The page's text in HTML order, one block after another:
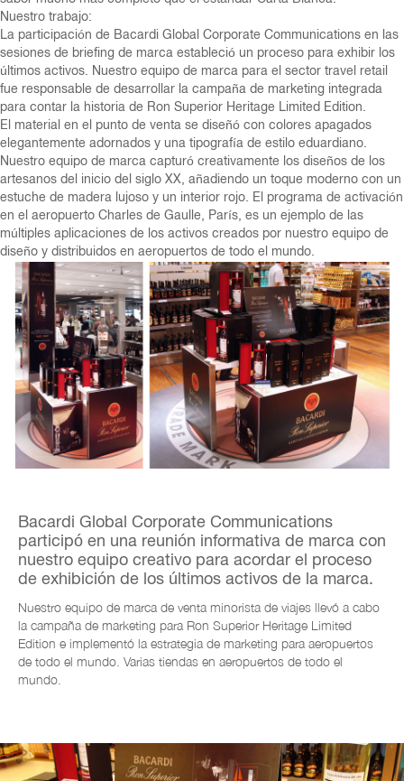
Nuestro trabajo:
La participación de Bacardi Global Corporate Communications en las
sesiones de briefing de marca estableció un proceso para exhibir los
últimos activos. Nuestro equipo de marca para el sector travel retail
fue responsable de desarrollar la campaña de marketing integrada
para contar la historia de Ron Superior Heritage Limited Edition.
El material en el punto de venta se diseñó con colores apagados
elegantemente adornados y una tipografía de estilo eduardiano.
Nuestro equipo de marca capturó creativamente los diseños de los
artesanos del inicio del siglo XX, añadiendo un toque moderno con un
estuche de madera lujoso y un interior rojo. El programa de activación
en el aeropuerto Charles de Gaulle, París, es un ejemplo de las
múltiples aplicaciones de los activos creados por nuestro equipo de
diseño y distribuidos en aeropuertos de todo el mundo.
Bacardi Global Corporate Communications
participó en una reunión informativa de marca con
nuestro equipo creativo para acordar el proceso
de exhibición de los últimos activos de la marca.
Nuestro equipo de marca de venta minorista de viajes llevó a cabo
la campaña de marketing para Ron Superior Heritage Limited
Edition e implementó la estrategia de marketing para aeropuertos
de todo el mundo. Varias tiendas en aeropuertos de todo el
mundo.